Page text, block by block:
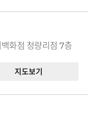
화점 청량리점 7층
지도보기